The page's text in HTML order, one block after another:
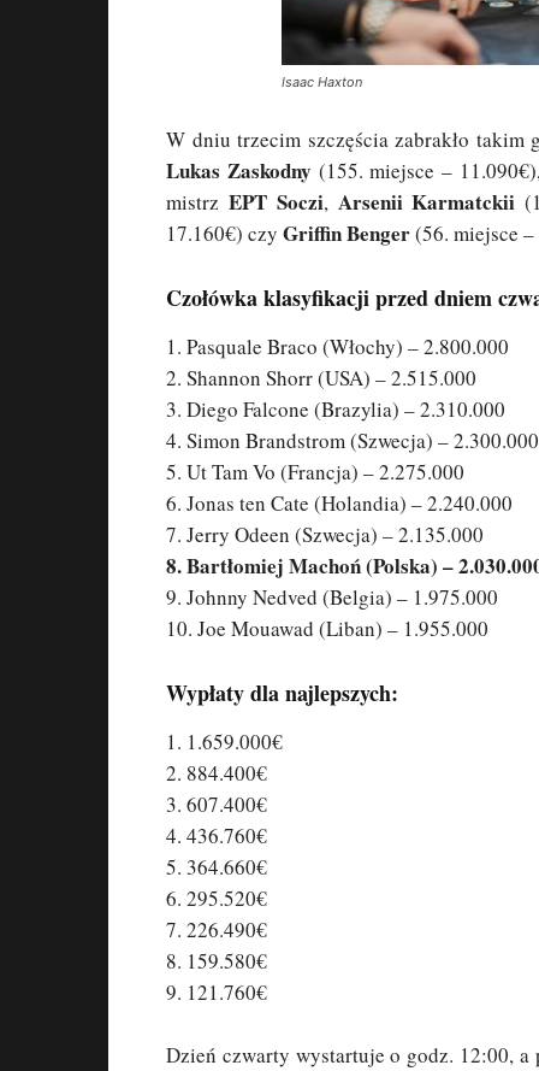
Isaac Haxton
W dniu trzecim szczęścia zabrakło takim
Lukas Zaskodny (155. miejsce –
mistrz EPT Soczi, Arsenii Karmatckii
17.160€) czy Griffin Benger(56. miejsce
Czołówka klasyfikacji przed dniem
1. Pasquale Braco (Włochy) – 2.800.000
2. Shannon Shorr (USA) – 2.515.000
3. Diego Falcone (Brazylia) – 2.310.000
4. Simon Brandstrom (Szwecja) – 2.300.000
5. Ut Tam Vo (Francja) – 2.275.000
6. Jonas ten Cate (Holandia) – 2.240.000
7. Jerry Odeen (Szwecja) – 2.135.000
8. Bartłomiej Machoń (Polska) –
9. Johnny Nedved (Belgia) – 1.975.000
10. Joe Mouawad (Liban) – 1.955.000
Wypłaty dla najlepszych:
1. 1.659.000€
2. 884.400€
3. 607.400€
4. 436.760€
5. 364.660€
6. 295.520€
7. 226.490€
8. 159.580€
9. 121.760€
Dzień czwarty wystartuje o godz. 12:00,